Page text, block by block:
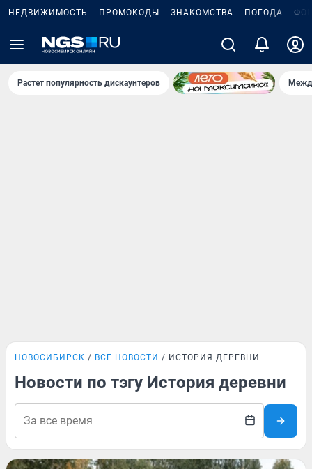
НЕДВИЖИМОСТЬ ПРОМОКОДЫ ЗНАКОМСТВА ПОГОДА
Растет популярность дискаунтеров
НОВОСИБИРСК ВСЕ НОВОСТИ ИСТОРИЯ ДЕРЕВНИ
Новости по тэгу История деревни